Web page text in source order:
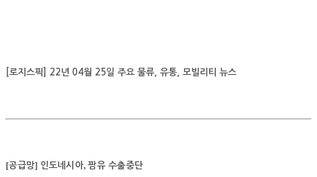
[로지스픽] 22년 04월 25일 주요 물류, 유통, 모빌리티 뉴스
[공급망] 인도네시아,팜유 수출중단